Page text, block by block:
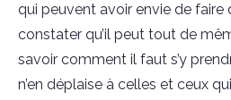
qui peuvent avoir envie de faire
constater qu’il peut tout de
savoir comment il faut s’y
n’en déplaise à celles et ceux